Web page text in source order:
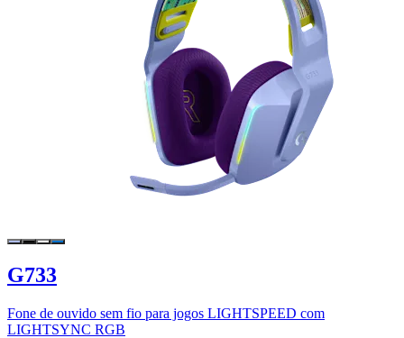
G733
Fone de ouvido sem fio para jogos LIGHTSPEED com
LIGHTSYNC RGB